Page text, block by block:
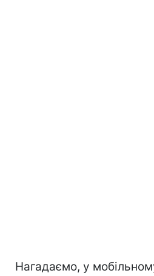
Нагадаємо, у